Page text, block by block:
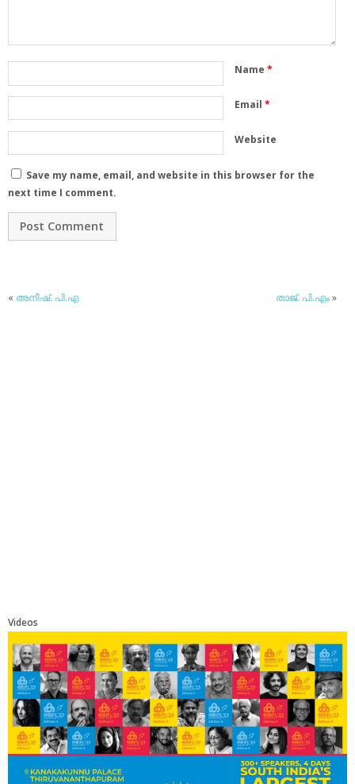
Name *
Email *
Website
Save my name, email, and website in this browser for the
next time I comment.
« അനീഷ്. പി.എ താജ്. പി.എം»
Videos